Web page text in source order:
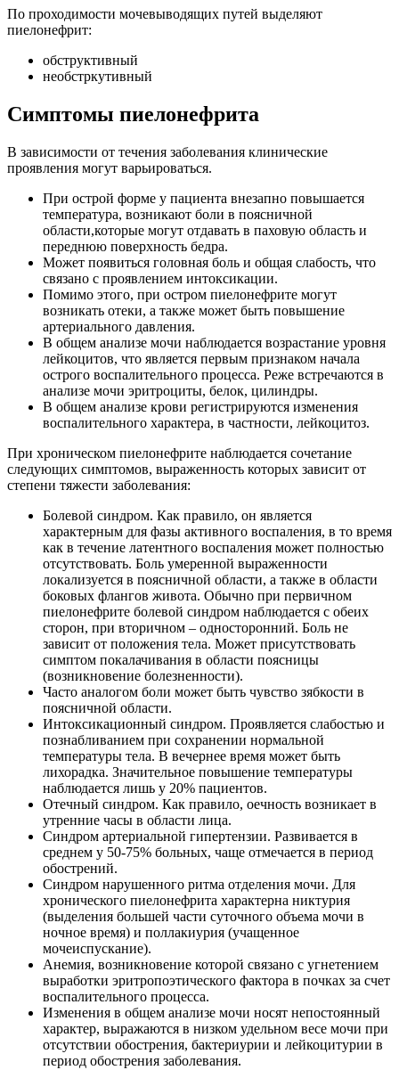
По проходимости мочевыводящих путей выделяют
пиелонефрит:
обструктивный
необстркутивный
Симптомы пиелонефрита
В зависимости от течения заболевания клинические
проявления могут варьироваться.
При острой форме у пациента внезапно повышается
температура, возникают боли в поясничной
области,которые могут отдавать в паховую область и
переднюю поверхность бедра.
Может появиться головная боль и общая слабость, что
связано с проявлением интоксикации.
Помимо этого, при остром пиелонефрите могут
возникать отеки, а также может быть повышение
артериального давления.
В общем анализе мочи наблюдается возрастание уровня
лейкоцитов, что является первым признаком начала
острого воспалительного процесса. Реже встречаются в
анализе мочи эритроциты, белок, цилиндры.
В общем анализе крови регистрируются изменения
воспалительного характера, в частности, лейкоцитоз.
При хроническом пиелонефрите наблюдается сочетание
следующих симптомов, выраженность которых зависит от
степени тяжести заболевания:
Болевой синдром. Как правило, он является
характерным для фазы активного воспаления, в то время
как в течение латентного воспаления может полностью
отсутствовать. Боль умеренной выраженности
локализуется в поясничной области, а также в области
боковых флангов живота. Обычно при первичном
пиелонефрите болевой синдром наблюдается с обеих
сторон, при вторичном – односторонний. Боль не
зависит от положения тела. Может присутствовать
симптом покалачивания в области поясницы
(возникновение болезненности).
Часто аналогом боли может быть чувство зябкости в
поясничной области.
Интоксикационный синдром. Проявляется слабостью и
познабливанием при сохранении нормальной
температуры тела. В вечернее время может быть
лихорадка. Значительное повышение температуры
наблюдается лишь у 20% пациентов.
Отечный синдром. Как правило, оечность возникает в
утренние часы в области лица.
Синдром артериальной гипертензии. Развивается в
среднем у 50-75% больных, чаще отмечается в период
обострений.
Синдром нарушенного ритма отделения мочи. Для
хронического пиелонефрита характерна никтурия
(выделения большей части суточного объема мочи в
ночное время) и поллакиурия (учащенное
мочеиспускание).
Анемия, возникновение которой связано с угнетением
выработки эритропоэтического фактора в почках за счет
воспалительного процесса.
Изменения в общем анализе мочи носят непостоянный
характер, выражаются в низком удельном весе мочи при
отсутствии обострения, бактериурии и лейкоцитурии в
период обострения заболевания.